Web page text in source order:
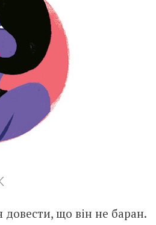
довести, що він не баран.